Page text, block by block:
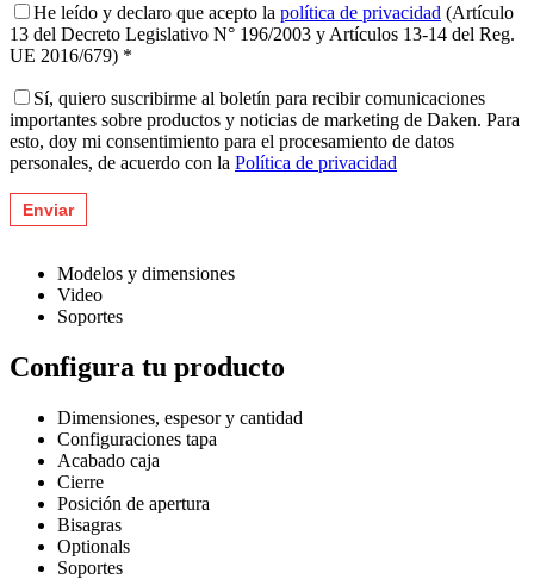
He leído y declaro que acepto la política de privacidad (Artículo
13 del Decreto Legislativo N° 196/2003 y Artículos 13-14 del Reg.
UE 2016/679) *
Sí, quiero suscribirme al boletín para recibir comunicaciones
importantes sobre productos y noticias de marketing de Daken. Para
esto, doy mi consentimiento para el procesamiento de datos
personales, de acuerdo con la Política de privacidad
Modelos y dimensiones
Video
Soportes
Configura tu producto
Dimensiones, espesor y cantidad
Configuraciones tapa
Acabado caja
Cierre
Posición de apertura
Bisagras
Optionals
Soportes